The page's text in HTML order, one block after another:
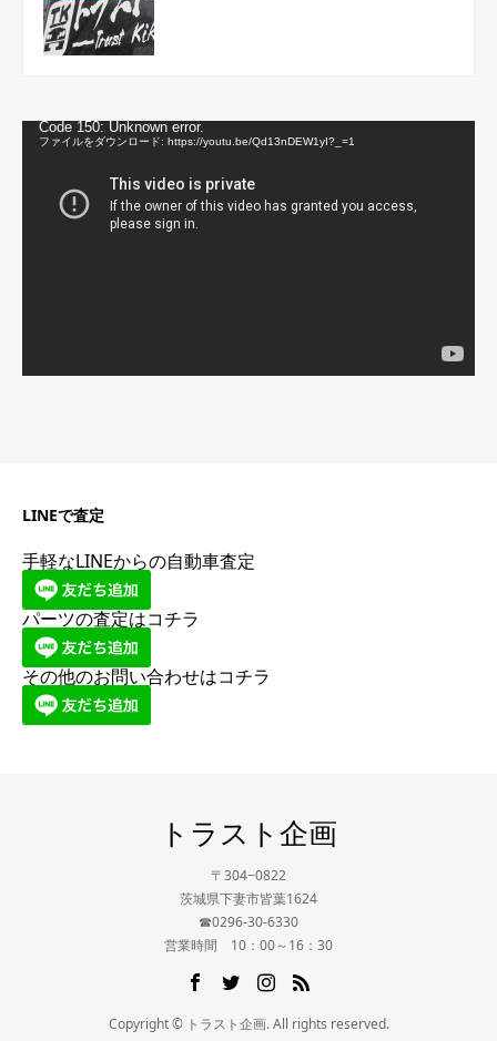
動Code 150: Unknown error.
ファイルをダウンロード: https://youtu.be/Qd13nDEW1yI?_=1
LINEで査定
手軽なLINEからの自動車査定
パーツの査定はコチラ
その他のお問い合わせはコチラ
トラスト企画
〒304−0822
茨城県下妻市皆葉1624
☎0296-30-6330
営業時間 10：00～16：30
Copyright © トラスト企画. All rights reserved.